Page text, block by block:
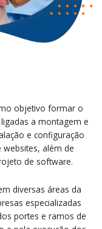
objetivo formar o
a montagem e
e configuração
além de
de software.
diversas áreas da
especializadas
portes e ramos de